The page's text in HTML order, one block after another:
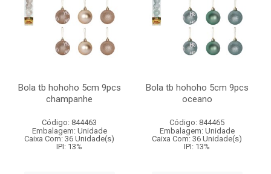
Bola tb hohoho 5cm 9pcs
champanhe
Código: 844463
Embalagem: Unidade
Caixa Com: 36 Unidade(s)
IPI: 13%
Bola tb hohoho 5cm 9pcs
oceano
Código: 844465
Embalagem: Unidade
Caixa Com: 36 Unidade(s)
IPI: 13%